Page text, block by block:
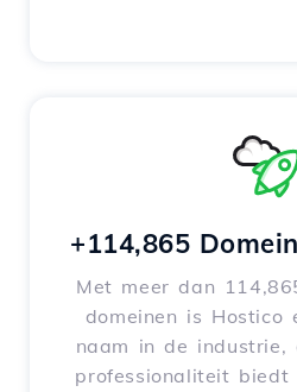
+114,865
Met meer dan
domeinen is Hostico
naam in de industrie,
professionaliteit